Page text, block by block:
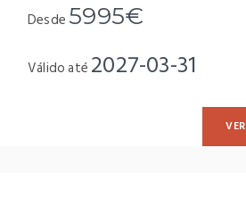
Desde 5995€
Válido até 2027-03-31
VER